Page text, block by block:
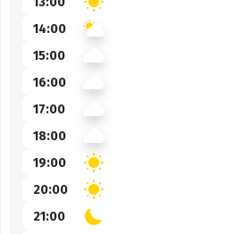
14:00
15:00
16:00
17:00
18:00
19:00
20:00
21:00